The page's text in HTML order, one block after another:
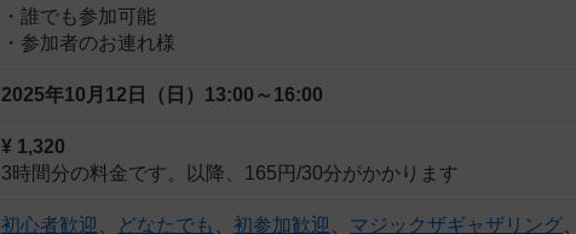
・誰でも参加可能
・参加者のお連れ様
2025年10月12日（日） 13:00～16:00
¥ 1,320
3時間分の料金です。以降、165円/30分がかかります
初心者歓迎 どなたでも 初参加歓迎 マジックザギャザリング